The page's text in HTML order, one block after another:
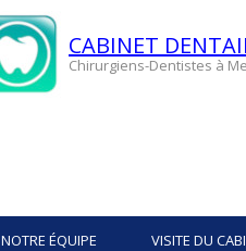
CABINET
Chirurgiens-Dentistes à
NOTRE ÉQUIPE VISITE DU